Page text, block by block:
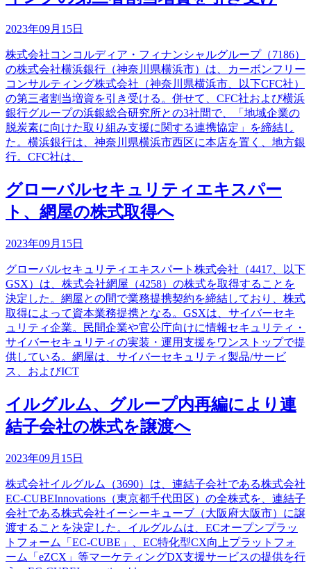
2023年09月15日
株式会社コンコルディア・フィナンシャルグループ（7186）
の株式会社横浜銀行（神奈川県横浜市）は、カーボンフリー
コンサルティング株式会社（神奈川県横浜市、以下CFC社）
の第三者割当増資を引き受ける。併せて、CFC社および横浜
銀行グループの浜銀総合研究所との3社間で、「地域企業の
脱炭素に向けた取り組み支援に関する連携協定」を締結し
た。横浜銀行は、神奈川県横浜市西区に本店を置く、地方銀
行。CFC社は、
グローバルセキュリティエキスパー
ト、網屋の株式取得へ
2023年09月15日
グローバルセキュリティエキスパート株式会社（4417、以下
GSX）は、株式会社網屋（4258）の株式を取得することを
決定した。網屋との間で業務提携契約を締結しており、株式
取得によって資本業務提携となる。GSXは、サイバーセキ
ュリティ企業。民間企業や官公庁向けに情報セキュリティ・
サイバーセキュリティの実装・運用支援をワンストップで提
供している。網屋は、サイバーセキュリティ製品/サービ
ス、およびICT
イルグルム、グループ内再編により連
結子会社の株式を譲渡へ
2023年09月15日
株式会社イルグルム（3690）は、連結子会社である株式会社
EC-CUBEInnovations（東京都千代田区）の全株式を、連結子
会社である株式会社イーシーキューブ（大阪府大阪市）に譲
渡することを決定した。イルグルムは、ECオープンプラッ
トフォーム「EC-CUBE」、EC特化型CX向上プラットフォ
ーム「eZCX」等マーケティングDX支援サービスの提供を行